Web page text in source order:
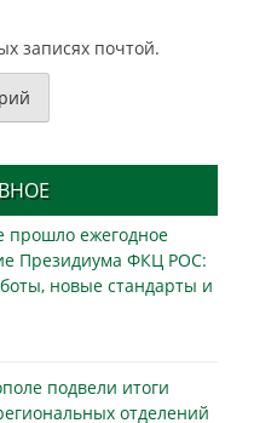
записях почтой.
прошло ежегодное
Президиума ФКЦ РОС:
новые стандарты и
подвели итоги
отделений